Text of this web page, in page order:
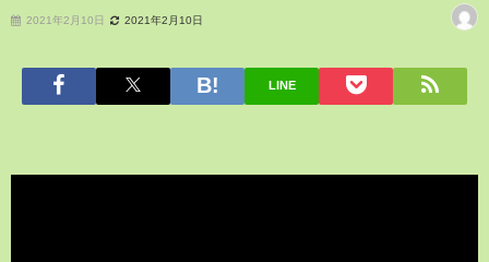
2021年2月10日 2021年2月10日
LINE